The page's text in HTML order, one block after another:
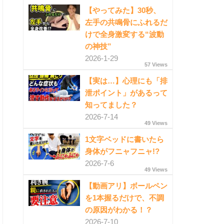
【やってみた】30秒、
左手の共鳴骨にふれるだ
けで全身激変する“波動
の神技”
2026-1-29
57 Views
【実は…】心理にも「排
泄ポイント」があるって
知ってました？
2026-7-14
49 Views
1文字ベッドに書いたら
身体がフニャフニャ!?
2026-7-6
49 Views
【動画アリ】ボールペン
を1本握るだけで、不調
の原因がわかる！？
2026-7-10